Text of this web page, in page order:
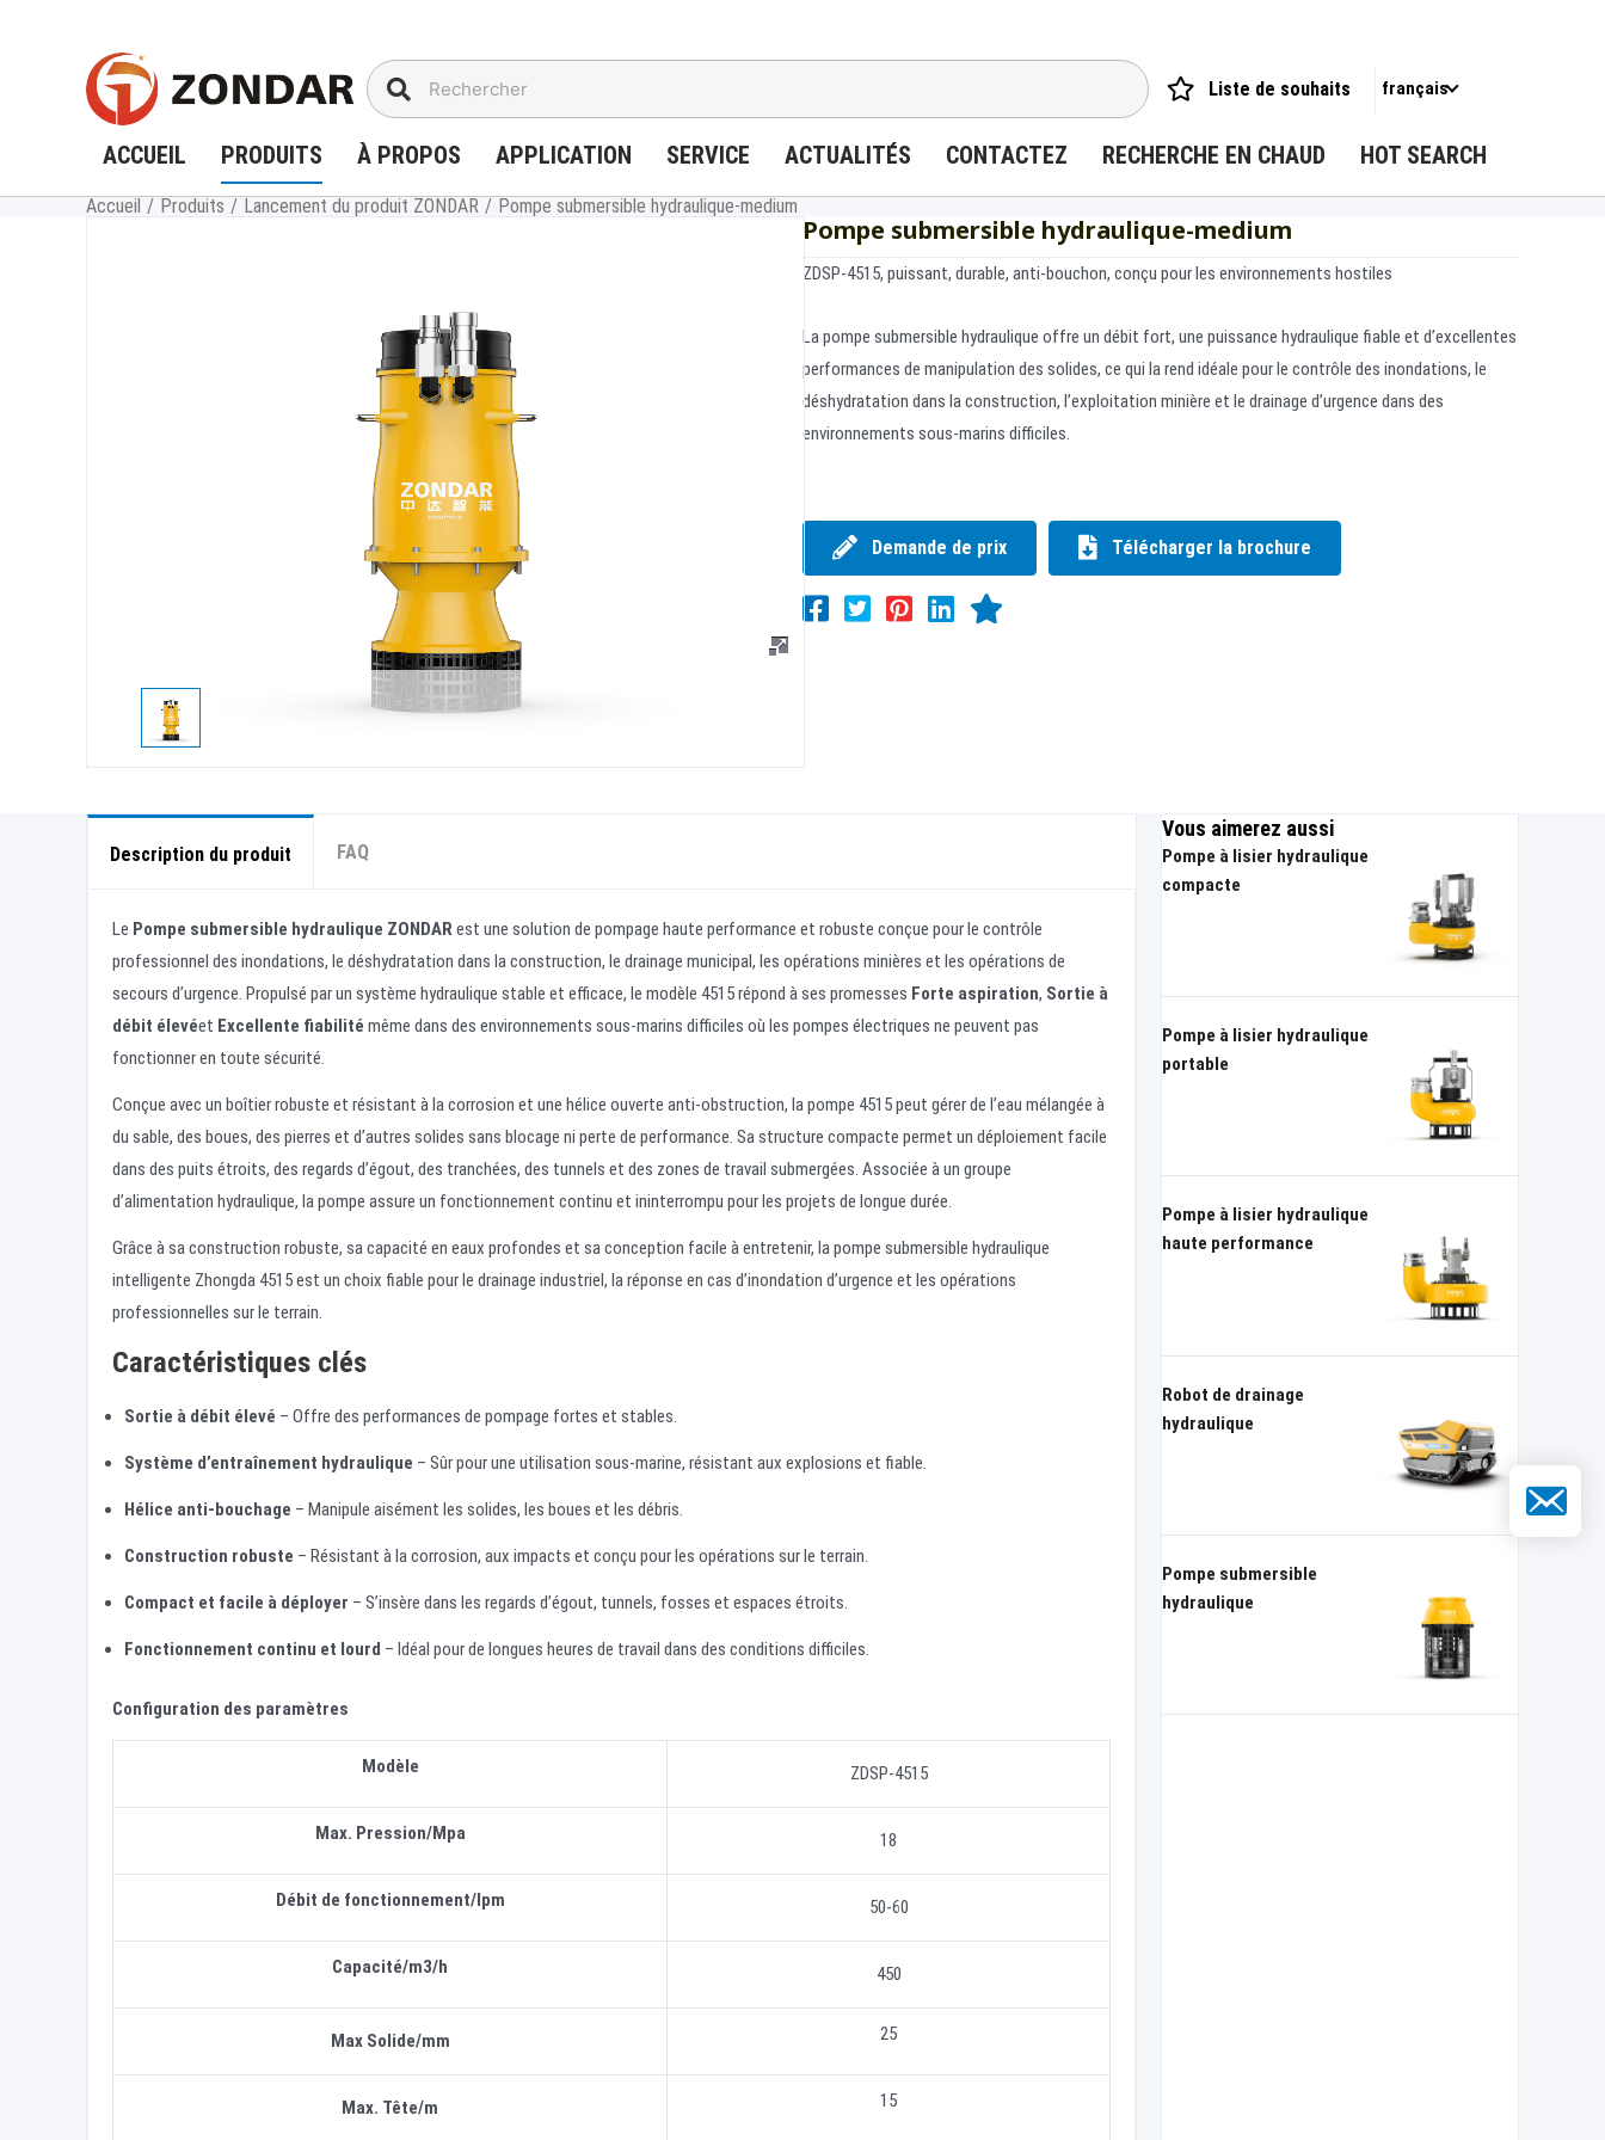
Liste de souhaits français
ACCUEIL PRODUITS À PROPOS APPLICATION SERVICE ACTUALITÉS CONTACTEZ RECHERCHE EN CHAUD HOT SEARCH
Accueil / Produits / Lancement du produit ZONDAR / Pompe submersible hydraulique-medium
Pompe submersible hydraulique-medium
ZDSP-4515, puissant, durable, anti-bouchon, conçu pour les environnements hostiles
La pompe submersible hydraulique offre un débit fort, une puissance hydraulique fiable et d’excellentes
performances de manipulation des solides, ce qui la rend idéale pour le contrôle des inondations, le
déshydratation dans la construction, l’exploitation minière et le drainage d’urgence dans des
environnements sous-marins difficiles.
Demande de prix Télécharger la brochure
Description du produit FAQ
Le Pompe submersible hydraulique ZONDARest une solution de pompage haute performance et robuste conçue pour le contrôle
professionnel des inondations, le déshydratation dans la construction, le drainage municipal, les opérations minières et les opérations de
secours d’urgence. Propulsé par un système hydraulique stable et efficace, le modèle 4515 répond à ses promesses Forte aspiration, Sortie à
débit élevéet Excellente fiabilité même dans des environnements sous-marins difficiles où les pompes électriques ne peuvent pas
fonctionner en toute sécurité.
Conçue avec un boîtier robuste et résistant à la corrosion et une hélice ouverte anti-obstruction, la pompe 4515 peut gérer de l’eau mélangée à
du sable, des boues, des pierres et d’autres solides sans blocage ni perte de performance. Sa structure compacte permet un déploiement facile
dans des puits étroits, des regards d’égout, des tranchées, des tunnels et des zones de travail submergées. Associée à un groupe
d’alimentation hydraulique, la pompe assure un fonctionnement continu et ininterrompu pour les projets de longue durée.
Grâce à sa construction robuste, sa capacité en eaux profondes et sa conception facile à entretenir, la pompe submersible hydraulique
intelligente Zhongda 4515 est un choix fiable pour le drainage industriel, la réponse en cas d’inondation d’urgence et les opérations
professionnelles sur le terrain.
Caractéristiques clés
Sortie à débit élevé – Offre des performances de pompage fortes et stables.
Système d’entraînement hydraulique – Sûr pour une utilisation sous-marine, résistant aux explosions et fiable.
Hélice anti-bouchage – Manipule aisément les solides, les boues et les débris.
Construction robuste – Résistant à la corrosion, aux impacts et conçu pour les opérations sur le terrain.
Compact et facile à déployer – S’insère dans les regards d’égout, tunnels, fosses et espaces étroits.
Fonctionnement continu et lourd – Idéal pour de longues heures de travail dans des conditions difficiles.
Configuration des paramètres
Modèle ZDSP-4515
Max. Pression/Mpa 18
Débit de fonctionnement/lpm 50-60
Capacité/m3/h 450
Max Solide/mm 25
Max. Tête/m 15
Vous aimerez aussi
Pompe à lisier hydraulique
compacte
Pompe à lisier hydraulique
portable
Pompe à lisier hydraulique
haute performance
Robot de drainage
hydraulique
Pompe submersible
hydraulique
E-mail